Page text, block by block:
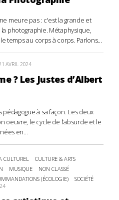
meure pas : c'est la grande et
photographie. Métaphysique,
temps au corps à corps. Parlons...
AVRIL 2024
? Les Justes d’Albert
pédagogue à sa façon. Les deux
oeuvre, le cycle de l’absurde et le
en...
CULTUREL
CULTURE & ARTS
MUSIQUE
NON CLASSÉ
(ÉCOLOGIE)
SOCIÉTÉ